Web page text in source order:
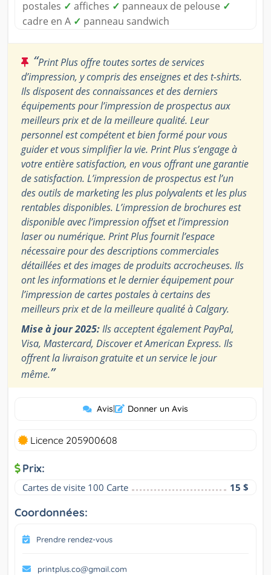
postales ✓ affiches ✓ panneaux de pelouse ✓
cadre en A ✓ panneau sandwich
“Print Plus offre toutes sortes de services
d’impression, y compris des enseignes et des t-shirts.
Ils disposent des connaissances et des derniers
équipements pour l’impression de prospectus aux
meilleurs prix et de la meilleure qualité. Leur
personnel est compétent et bien formé pour vous
guider et vous simplifier la vie. Print Plus s’engage à
votre entière satisfaction, en vous offrant une garantie
de satisfaction. L’impression de prospectus est l’un
des outils de marketing les plus polyvalents et les plus
rentables disponibles. L’impression de brochures est
disponible avec l’impression offset et l’impression
laser ou numérique. Print Plus fournit l’espace
nécessaire pour des descriptions commerciales
détaillées et des images de produits accrocheuses. Ils
ont les informations et le dernier équipement pour
l’impression de cartes postales à certains des
meilleurs prix et de la meilleure qualité à Calgary.
Mise à jour 2025:Ils acceptent également PayPal,
Visa, Mastercard, Discover et American Express. Ils
offrent la livraison gratuite et un service le jour
même.”
Avis| Donner un Avis
Licence 205900608
Prix:
Cartes de visite 100 Carte 15 $
Coordonnées:
Prendre rendez-vous
printplus.co@gmail.com